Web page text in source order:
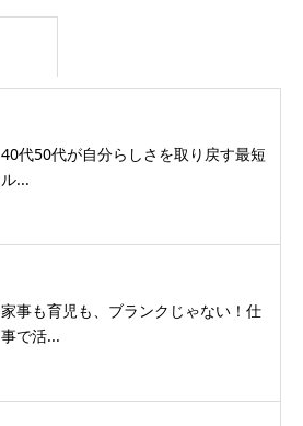
40代50代が自分らしさを取り戻す最短
ル...
家事も育児も、ブランクじゃない！仕
事で活...